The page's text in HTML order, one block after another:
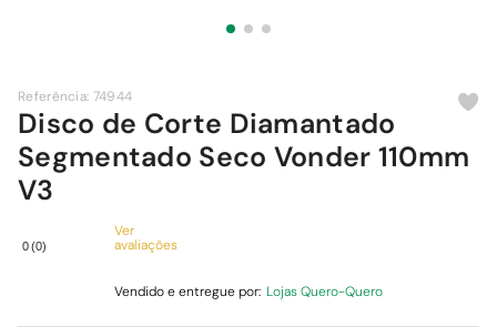
Referência: 74944
Disco de Corte Diamantado
Segmentado Seco Vonder 110mm
V3
0(0)
Ver
avaliações
Vendido e entregue por: Lojas Quero-Quero